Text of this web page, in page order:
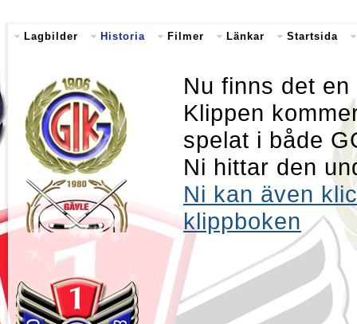
Lagbilder Historia Filmer Länkar Startsida
Nu finns det
Klippen
spelat i både
Ni hittar den
Ni kan även
klippboken